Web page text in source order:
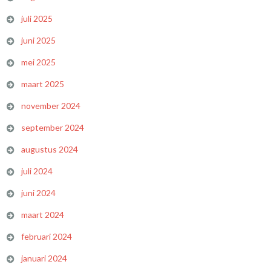
juli 2025
juni 2025
mei 2025
maart 2025
november 2024
september 2024
augustus 2024
juli 2024
juni 2024
maart 2024
februari 2024
januari 2024